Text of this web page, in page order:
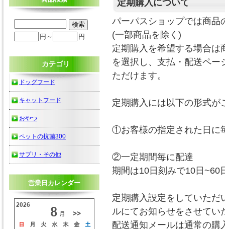
定期購入について
パーパスショップでは商品
(一部商品を除く)
定期購入を希望する場合
を選択し、支払・配送ペ
ただけます。
定期購入には以下の形式が
①お客様の指定された日に
②一定期間毎に配達
期間は10日刻みで10日~60
定期購入設定をしていた
ルにてお知らせをさせてい
配送通知メールは通常の購
円～ 円
カテゴリ
ドッグフード
キャットフード
おやつ
ペットの抗菌300
サプリ・その他
営業日カレンダー